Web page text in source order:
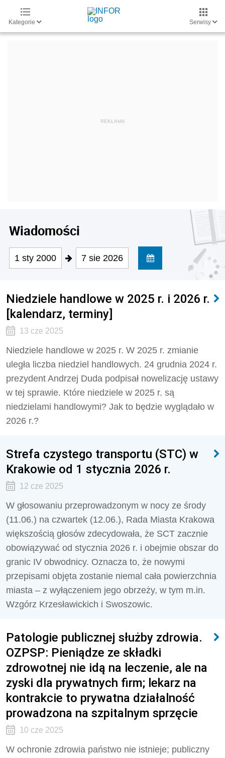
Kategorie Serwisy
Wiadomości
1 sty 2000 7 sie 2026
Niedziele handlowe w 2025 r. i 2026 r.
[kalendarz, terminy]
13 cze 2025
Niedziele handlowe w 2025 r. W 2025 r. zmianie
uległa liczba niedziel handlowych. 24 grudnia 2024 r.
prezydent Andrzej Duda podpisał nowelizację ustawy
w tej sprawie. Które niedziele w 2025 r. są
niedzielami handlowymi? Jak to będzie wyglądało w
2026 r.?
Strefa czystego transportu (STC) w
Krakowie od 1 stycznia 2026 r.
12 cze 2025
W głosowaniu przeprowadzonym w nocy ze środy
(11.06.) na czwartek (12.06.), Rada Miasta Krakowa
większością głosów zdecydowała, że SCT zacznie
obowiązywać od stycznia 2026 r. i obejmie obszar do
granic IV obwodnicy. Oznacza to, że nowymi
przepisami objęta zostanie niemal cała powierzchnia
miasta – z wyłączeniem jego obrzeży, w tym m.in.
Wzgórz Krzesławickich i Swoszowic.
Patologie publicznej służby zdrowia.
OZPSP: Pieniądze ze składki
zdrowotnej nie idą na leczenie, ale na
zyski dla prywatnych firm; lekarz na
kontrakcie to prywatna działalność
prowadzona na szpitalnym sprzęcie
10 cze 2025
W ochronie zdrowia państwo nie istnieje; publiczny